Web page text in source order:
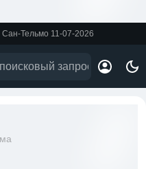
Сан-Тельмо 11-07-2026